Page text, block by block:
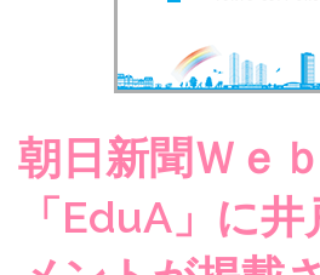
朝日新聞Ｗｅ
「EduA」に